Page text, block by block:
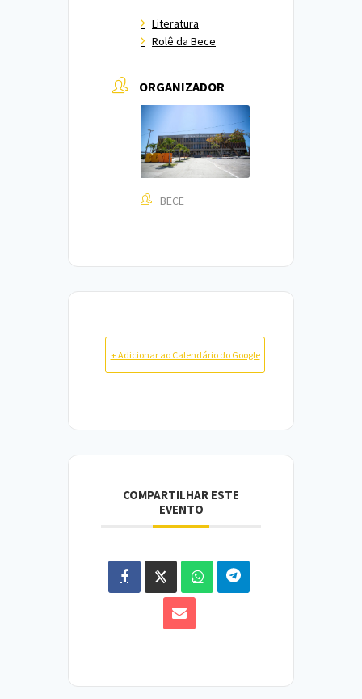
Literatura
Rolê da Bece
ORGANIZADOR
BECE
+ Adicionar ao Calendário do Google
COMPARTILHAR ESTE
EVENTO